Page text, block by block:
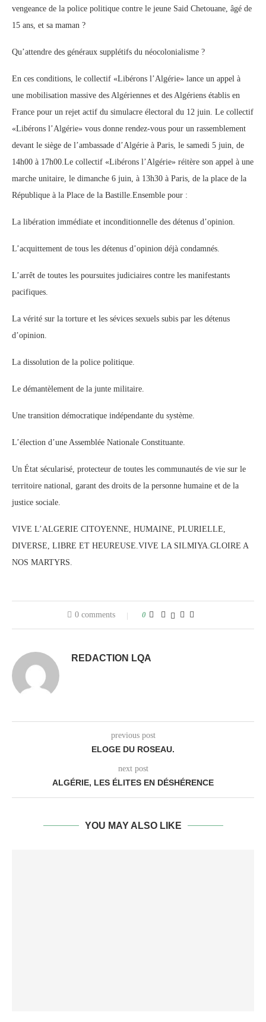
vengeance de la police politique contre le jeune Said Chetouane, âgé de
15 ans, et sa maman ?
Qu’attendre des généraux supplétifs du néocolonialisme ?
En ces conditions, le collectif «Libérons l’Algérie» lance un appel à
une mobilisation massive des Algériennes et des Algériens établis en
France pour un rejet actif du simulacre électoral du 12 juin. Le collectif
«Libérons l’Algérie» vous donne rendez-vous pour un rassemblement
devant le siège de l’ambassade d’Algérie à Paris, le samedi 5 juin, de
14h00 à 17h00.Le collectif «Libérons l’Algérie» réitère son appel à une
marche unitaire, le dimanche 6 juin, à 13h30 à Paris, de la place de la
République à la Place de la Bastille.Ensemble pour :
La libération immédiate et inconditionnelle des détenus d’opinion.
L’acquittement de tous les détenus d’opinion déjà condamnés.
L’arrêt de toutes les poursuites judiciaires contre les manifestants
pacifiques.
La vérité sur la torture et les sévices sexuels subis par les détenus
d’opinion.
La dissolution de la police politique.
Le démantèlement de la junte militaire.
Une transition démocratique indépendante du système.
L’élection d’une Assemblée Nationale Constituante.
Un État sécularisé, protecteur de toutes les communautés de vie sur le
territoire national, garant des droits de la personne humaine et de la
justice sociale.
VIVE L’ALGERIE CITOYENNE, HUMAINE, PLURIELLE,
DIVERSE, LIBRE ET HEUREUSE.VIVE LA SILMIYA.GLOIRE A
NOS MARTYRS.
0 comments 0
REDACTION LQA
previous post
ELOGE DU ROSEAU.
next post
ALGÉRIE, LES ÉLITES EN DÉSHÉRENCE
YOU MAY ALSO LIKE